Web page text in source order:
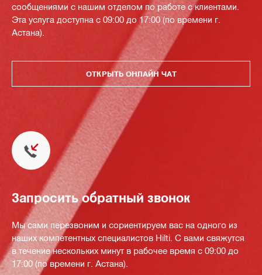
сообщениями с нашим отделом по работе с клиентами.
Эта услуга доступна с 09:00 до 17:00 (по времени г.
Астана).
ОТКРЫТЬ ОНЛАЙН ЧАТ
Запросить обратный звонок
Мы сами перезвоним и сориентируем вас на одного из
наших компетентных специалистов Hilti. С вами свяжутся
в течение нескольких минут в рабочее время с 09:00 до
17:00 (по времени г. Астана).